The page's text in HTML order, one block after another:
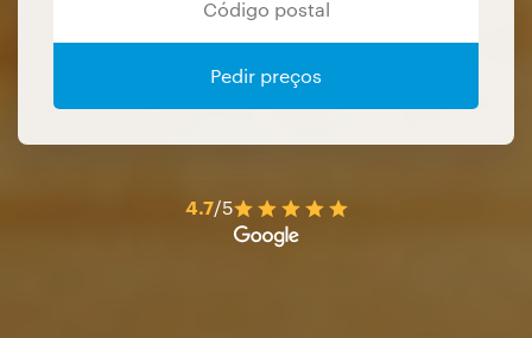
Pedir preços
4.7/5